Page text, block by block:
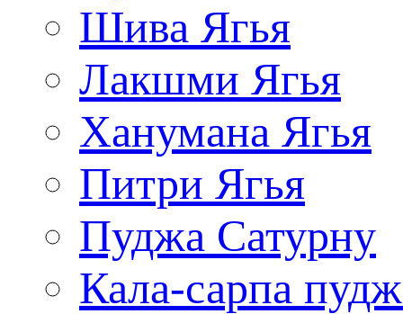
Шива Ягья
Лакшми Ягья
Ханумана Ягья
Питри Ягья
Пуджа Сатурну
Кала-сарпа